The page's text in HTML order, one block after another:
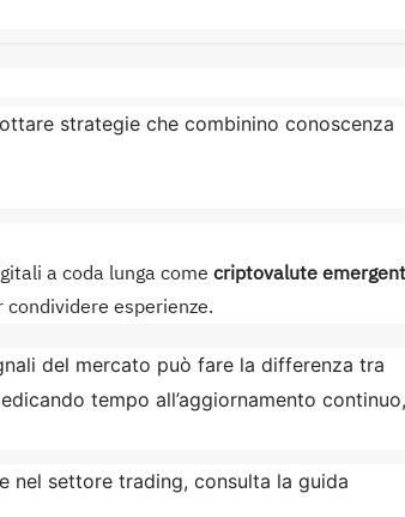
strategie che combinino conoscenza
a coda lunga come criptovalute
esperienze.
del mercato può fare la differenza tra
tempo all’aggiornamento continuo,
nel settore trading, consulta la guida